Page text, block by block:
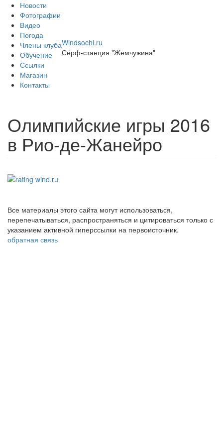
Skip to main content
Новости
Фотографии
Видео
Погода
Члены клуба
Обучение
Ссылки
Магазин
Контакты
Windsochi.ru
Сёрф-станция "Жемчужина"
Олимпийские игры 2016
в Рио-де-Жанейро
Все материалы этого сайта могут использоваться,
перепечатываться, распространяться и цитироваться только с
указанием активной гиперссылки на первоисточник.
обратная связь